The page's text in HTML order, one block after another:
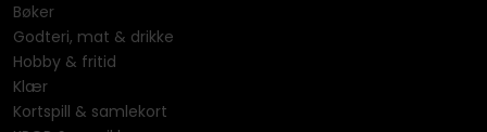
Bøker
Godteri, mat & drikke
Hobby & fritid
Klær
Kortspill & samlekort